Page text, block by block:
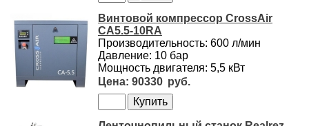
Винтовой компрессор CrossAir
CA5.5-10RA
Производительность: 600 л/мин
Давление: 10 бар
Мощность двигателя: 5,5 кВт
90330